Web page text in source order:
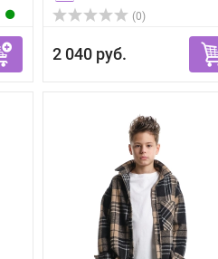
(0)
2 040 руб.